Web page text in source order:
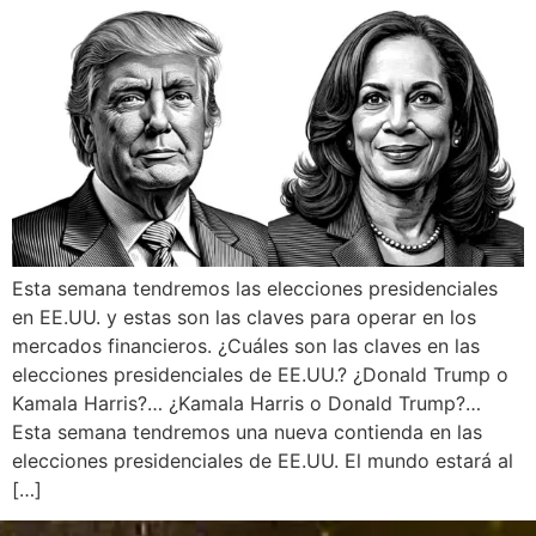
Esta semana tendremos las elecciones presidenciales
en EE.UU. y estas son las claves para operar en los
mercados financieros. ¿Cuáles son las claves en las
elecciones presidenciales de EE.UU.? ¿Donald Trump o
Kamala Harris?… ¿Kamala Harris o Donald Trump?…
Esta semana tendremos una nueva contienda en las
elecciones presidenciales de EE.UU. El mundo estará al
[…]